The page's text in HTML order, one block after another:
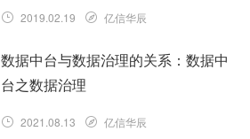
2019.02.19 亿信华辰
数据中台与数据治理的关系：数据中
台之数据治理
2021.08.13 亿信华辰